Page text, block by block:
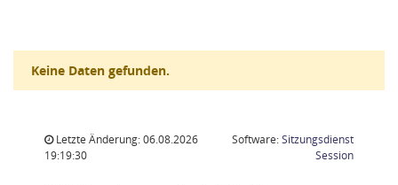
Keine Daten gefunden.
Letzte Änderung: 06.08.2026
19:19:30
Software:Sitzungsdienst
Session(Wird in